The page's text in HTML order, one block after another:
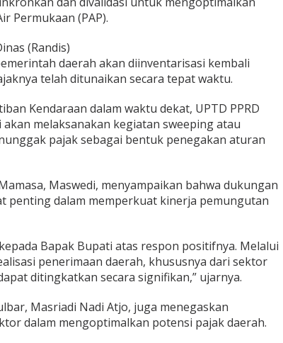
Permukaan (PAP).
(Randis)
daerah akan diinventarisasi kembali
telah ditunaikan secara tepat waktu.
Kendaraan dalam waktu dekat, UPTD PPRD
melaksanakan kegiatan sweeping atau
pajak sebagai bentuk penegakan aturan
Maswedi, menyampaikan bahwa dukungan
penting dalam memperkuat kinerja pemungutan
Bapak Bupati atas respon positifnya. Melalui
penerimaan daerah, khususnya dari sektor
ditingkatkan secara signifikan,” ujarnya.
Masriadi Nadi Atjo, juga menegaskan
dalam mengoptimalkan potensi pajak daerah.